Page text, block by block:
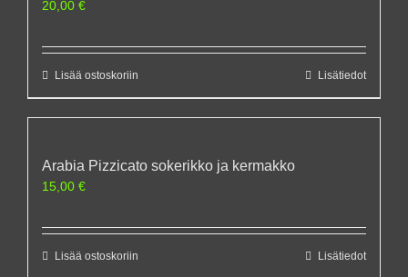
20,00 €
Lisää ostoskoriin Lisätiedot
Arabia Pizzicato sokerikko ja kermakko
15,00 €
Lisää ostoskoriin Lisätiedot